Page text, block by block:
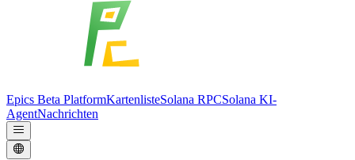
Epics Beta PlatformKartenlisteSolana RPCSolana KI-
AgentNachrichten